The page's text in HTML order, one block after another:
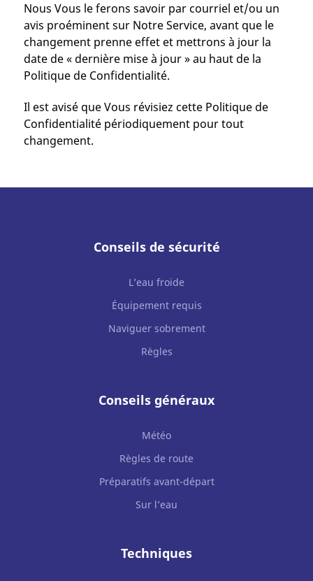
Nous Vous le ferons savoir par courriel et/ou un
avis proéminent sur Notre Service, avant que le
changement prenne effet et mettrons à jour la
date de « dernière mise à jour » au haut de la
Politique de Confidentialité.
Il est avisé que Vous révisiez cette Politique de
Confidentialité périodiquement pour tout
changement.
Conseils de sécurité
L’eau froide
Équipement requis
Naviguer sobrement
Règles
Conseils généraux
Météo
Règles de route
Préparatifs avant-départ
Sur l’eau
Techniques